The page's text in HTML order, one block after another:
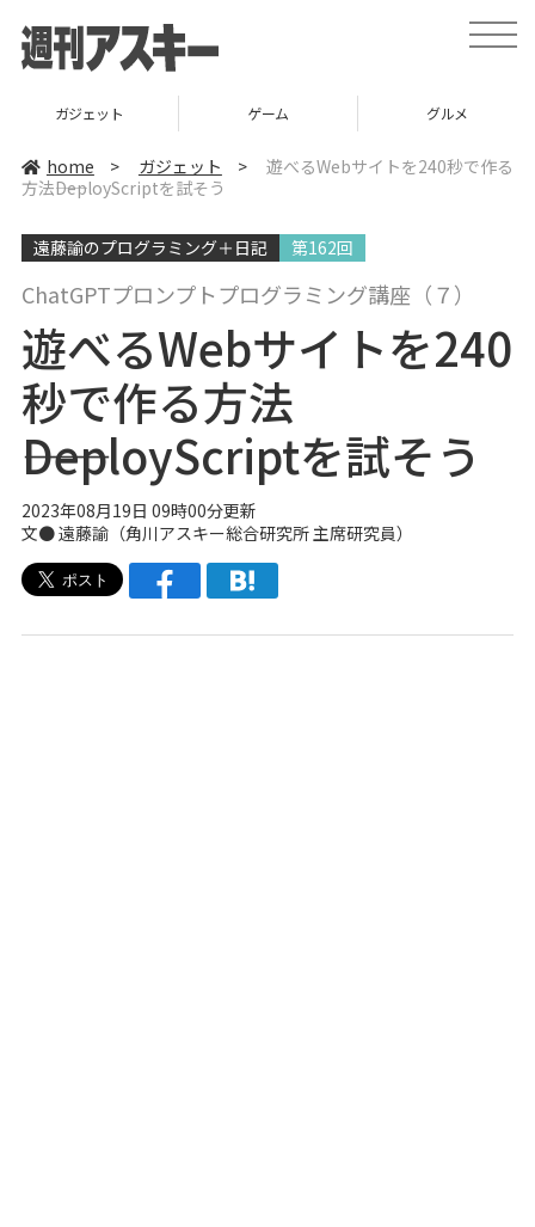
t
o
v
ガジェット ゲーム グルメ
home > ガジェット >
遊べるWebサイトを240秒で作る
方法――DeployScriptを試そう
遠藤諭のプログラミング＋日記 第162回
ChatGPTプロンプトプログラミング講座（７）
遊べるWebサイトを240
秒で作る方法
――DeployScriptを試そう
2023年08月19日 09時00分更新
文● 遠藤諭（角川アスキー総合研究所 主席研究員）